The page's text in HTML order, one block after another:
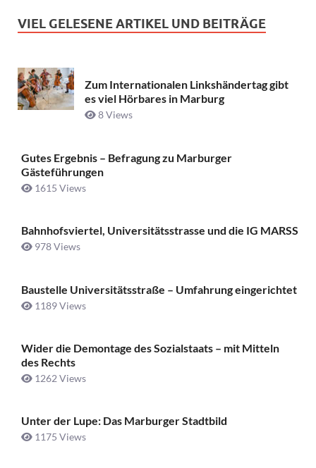
VIEL GELESENE ARTIKEL UND BEITRÄGE
Zum Internationalen Linkshändertag gibt
es viel Hörbares in Marburg
8 Views
Gutes Ergebnis – Befragung zu Marburger
Gästeführungen
1615 Views
Bahnhofsviertel, Universitätsstrasse und die IG MARSS
978 Views
Baustelle Universitätsstraße ­– Umfahrung eingerichtet
1189 Views
Wider die Demontage des Sozialstaats – mit Mitteln
des Rechts
1262 Views
Unter der Lupe: Das Marburger Stadtbild
1175 Views